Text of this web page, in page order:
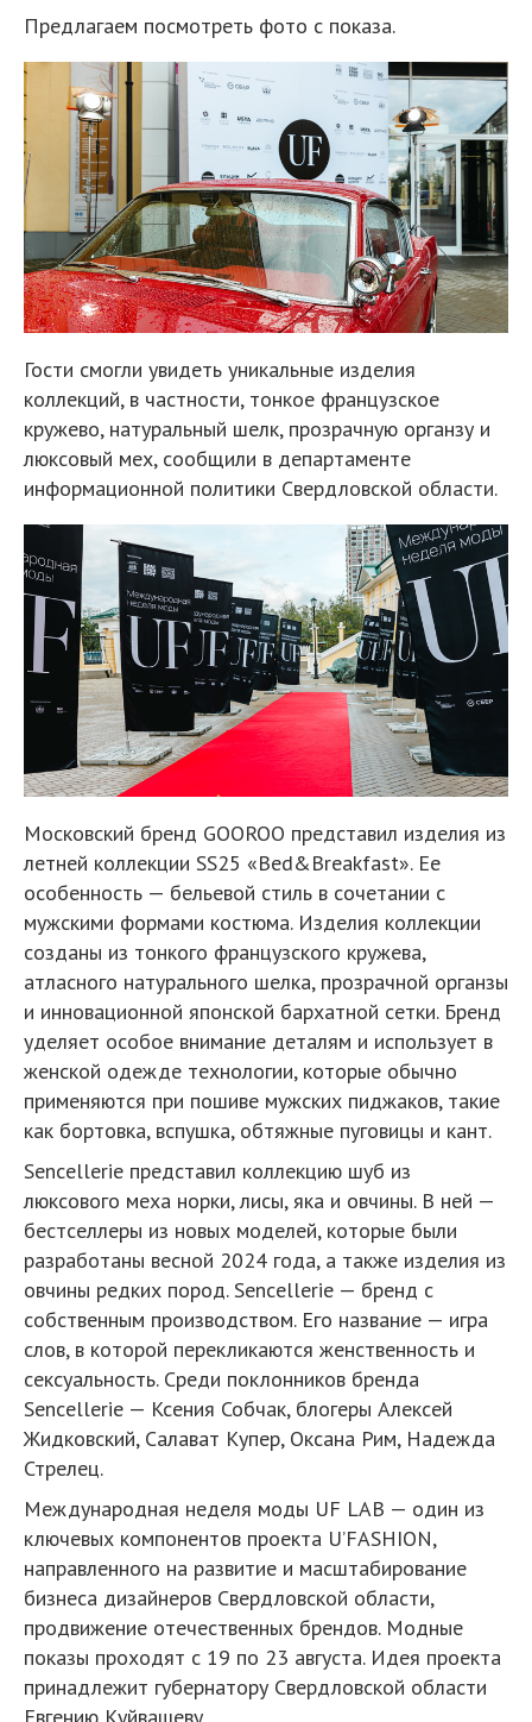
Предлагаем посмотреть фото с показа.
Гости смогли увидеть уникальные изделия
коллекций, в частности, тонкое французское
кружево, натуральный шелк, прозрачную органзу и
люксовый мех, сообщили в департаменте
информационной политики Свердловской области.
Московский бренд GOOROO представил изделия из
летней коллекции SS25 «Bed&Breakfast». Ее
особенность — бельевой стиль в сочетании с
мужскими формами костюма. Изделия коллекции
созданы из тонкого французского кружева,
атласного натурального шелка, прозрачной органзы
и инновационной японской бархатной сетки. Бренд
уделяет особое внимание деталям и использует в
женской одежде технологии, которые обычно
применяются при пошиве мужских пиджаков, такие
как бортовка, вспушка, обтяжные пуговицы и кант.
Sencellerie представил коллекцию шуб из
люксового меха норки, лисы, яка и овчины. В ней —
бестселлеры из новых моделей, которые были
разработаны весной 2024 года, а также изделия из
овчины редких пород. Sencellerie — бренд с
собственным производством. Его название — игра
слов, в которой перекликаются женственность и
сексуальность. Среди поклонников бренда
Sencellerie — Ксения Собчак, блогеры Алексей
Жидковский, Салават Купер, Оксана Рим, Надежда
Стрелец.
Международная неделя моды UF LAB — один из
ключевых компонентов проекта U’FASHION,
направленного на развитие и масштабирование
бизнеса дизайнеров Свердловской области,
продвижение отечественных брендов. Модные
показы проходят с 19 по 23 августа. Идея проекта
принадлежит губернатору Свердловской области